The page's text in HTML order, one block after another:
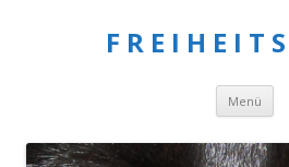
F R E I H E I T
Menü